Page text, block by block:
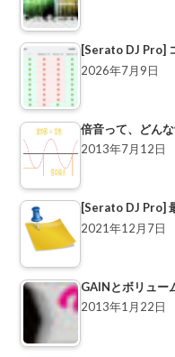
[Serato DJ Pro]
2026年7月9日
倍音って、どんな
2013年7月12日
[Serato DJ Pro]
2021年12月7日
GAINとボリュー
2013年1月22日